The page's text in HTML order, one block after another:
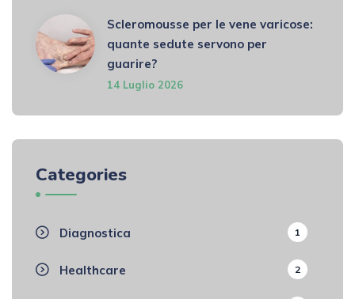
Scleromousse per le vene varicose:
quante sedute servono per
guarire?
14 Luglio 2026
Categories
Diagnostica 1
Healthcare 2